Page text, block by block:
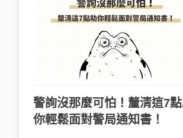
警詢沒那麼可怕！釐清這7
你輕鬆面對警局通知書！